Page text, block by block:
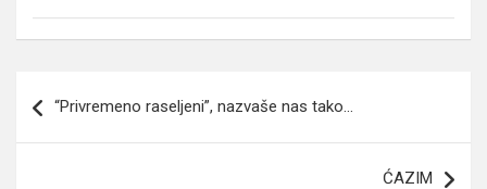
članaka
“Privremeno raseljeni”, nazvaše nas tako…
ĆAZIM